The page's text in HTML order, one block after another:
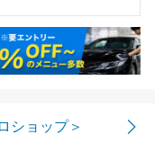
ショップ＞